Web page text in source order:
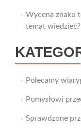
Wycena znaku
temat wiedzieć?
Polecamy
Pomysłowi
Sprawdzone